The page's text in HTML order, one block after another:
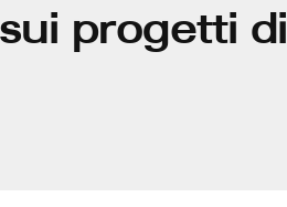
progetti di